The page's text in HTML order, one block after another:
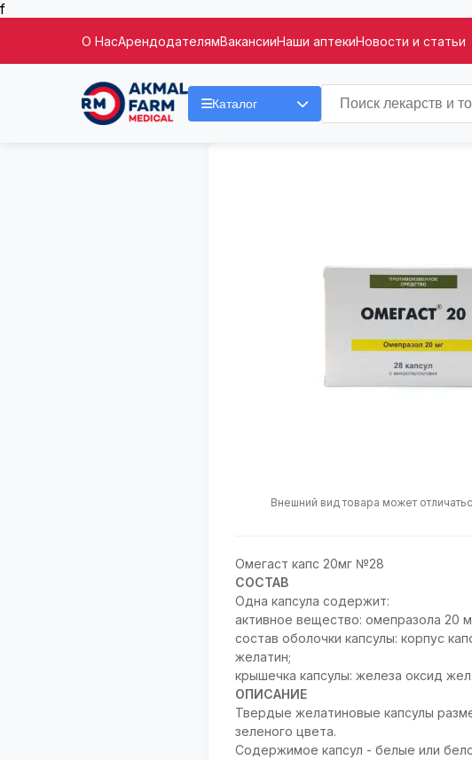
f
О НасАрендодателямВакансииНаши аптекиНовости и статьи
Каталог
Внешний вид товара может
Омегаст капс 20мг №28
СОСТАВ
Одна капсула содержит:
активное вещество: омепразола 20
состав оболочки капсулы: корпус
желатин;
крышечка капсулы: железа оксид
ОПИСАНИЕ
Твердые желатиновые капсулы
зеленого цвета.
Содержимое капсул - белые или